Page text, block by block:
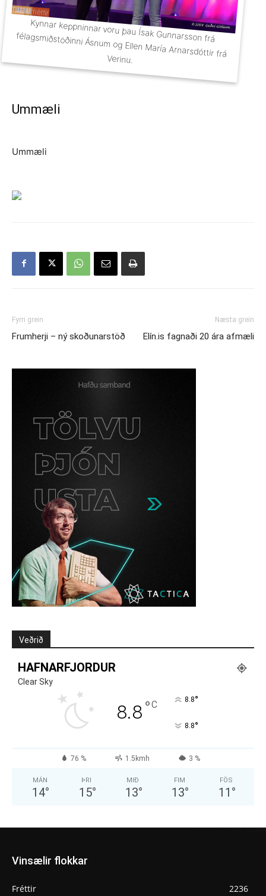
Kynnar keppninnar voru þau Ísak Gunnarsson frá
félagsmiðstöðinni Ásn­um og Ellen María Arnarsdóttir frá
Verinu.
Ummæli
Ummæli
Fyrri grein
Frumherji – ný skoðunarstöð
Næsta grein
Elín.is fagnaði 20 ára afmæli
Veðrið
HAFNARFJORDUR
Clear Sky
8.8°C 8.8°
8.8°
76 % 1.5kmh 3 %
MÁN
14°
ÞRI
15°
MIÐ
13°
FIM
13°
FÖS
11 °
Vinsælir flokkar
Fréttir
2236